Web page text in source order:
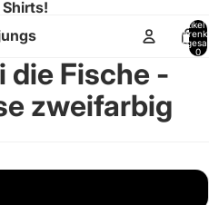
Artikel
0
die Fische -
zweifarbig